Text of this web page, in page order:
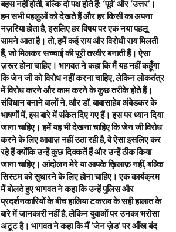
बहस नहीं होती, बल्कि दो पक्ष होते हैं: ‘पूर्व’ और ‘उत्तर’।
हम सभी पहलुओं को देखते हैं और हर किसी का अपना
नज़रिया होता है, इसलिए हर विषय पर एक नया पहलू
सामने आता है। तो, हमें कई राय और विरोधी राय मिलती
हैं, जो मिलकर सच्चाई की पूरी तस्वीर बनाती हैं। ऐसा
ज़रूर होना चाहिए। भागवत ने कहा कि मैं यह नहीं कहूँगा
कि जेन जी को विरोध नहीं करना चाहिए, लेकिन लोकतंत्र
में विरोध करने और काम करने के कुछ तरीके होते हैं।
संविधान बनाने वालों ने, और डॉ. बाबासाहेब अंबेडकर के
भाषणों में, इस बारे में संकेत दिए गए हैं। इस पर ध्यान दिया
जाना चाहिए। हमें यह भी देखना चाहिए कि जेन जी विरोध
करने के लिए आवाज़ नहीं उठा रही है, वे ऐसा इसलिए कर
रहे हैं क्योंकि उन्हें कुछ दिक्कतें हैं और उन्हें ठीक किया
जाना चाहिए। आंदोलन मेरे या आपके ख़िलाफ़ नहीं, बल्कि
सिस्टम को सुधारने के लिए होना चाहिए। एक कार्यक्रम
में बोलते हुए भागवत ने कहा कि उन्हें पुलिस और
प्रदर्शनकारियों के बीच हालिया टकराव के सही हालात के
बारे में जानकारी नहीं है, लेकिन युवाओं पर उनका भरोसा
अटूट है। भागवत ने कहा कि मैं ‘जेन ज़ेड’ पर आँख बंद